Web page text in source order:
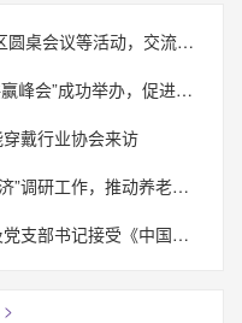
动，交流思想，推动创新合作
，促进AI眼镜全产业链合作共融
戴行业协会来访
，推动养老事业高质量发展
记接受《中国之声》采访